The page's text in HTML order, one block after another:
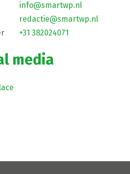
info@smartwp.nl
redactie@smartwp.nl
+31 382024071
media